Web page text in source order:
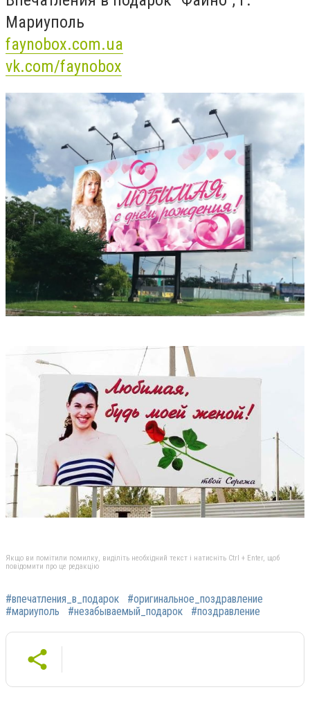
Мариуполь
faynobox.com.ua
vk.com/faynobox
Якщо ви помітили помилку, виділіть необхідний текст і натисніть Ctrl + Enter, щоб
повідомити про це редакцію
#впечатления_в_подарок
#оригинальное_поздравление
#мариуполь
#незабываемый_подарок #поздравление